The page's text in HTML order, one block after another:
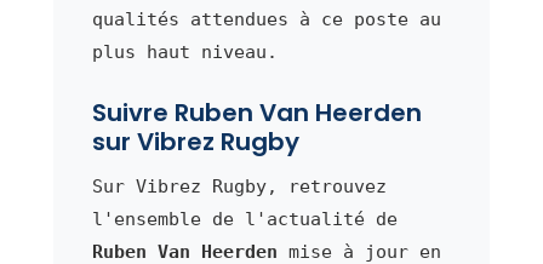
qualités attendues à ce poste au
plus haut niveau.
Suivre Ruben Van Heerden
sur Vibrez Rugby
Sur Vibrez Rugby, retrouvez
l'ensemble de l'actualité de
Ruben Van Heerden mise à jour en